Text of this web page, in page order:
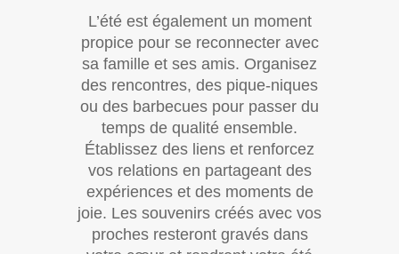
L’été est également un moment
propice pour se reconnecter avec
sa famille et ses amis. Organisez
des rencontres, des pique-niques
ou des barbecues pour passer du
temps de qualité ensemble.
Établissez des liens et renforcez
vos relations en partageant des
expériences et des moments de
joie. Les souvenirs créés avec vos
proches resteront gravés dans